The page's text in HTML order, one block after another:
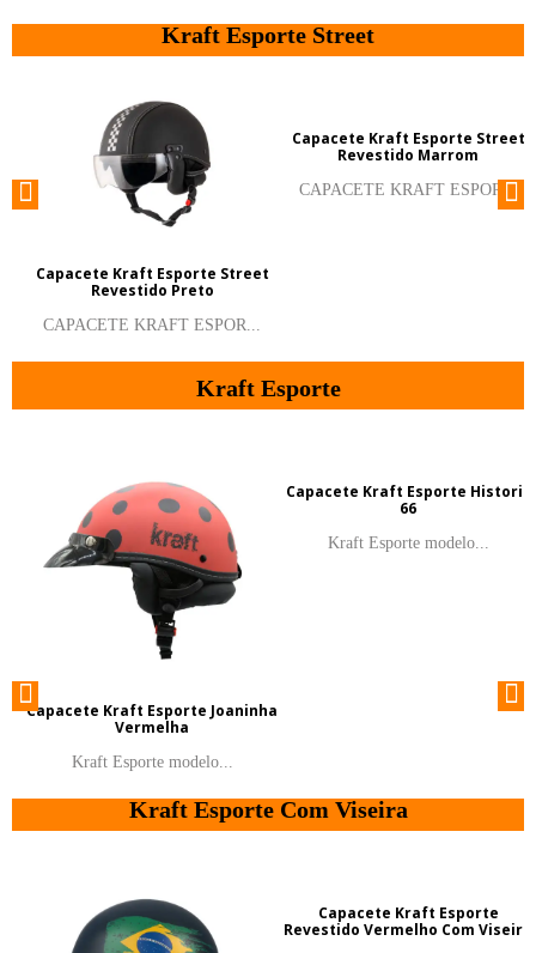
Kraft Esporte Street
Capacete Kraft Esporte Street
Revestido Preto
CAPACETE KRAFT ESPOR...
Capacete Kraft Esporte Street
Revestido Marrom
CAPACETE KRAFT ESPOR...
Kraft Esporte
Capacete Kraft Esporte Joaninha
Vermelha
Kraft Esporte modelo...
Capacete Kraft Esporte Historic
66
Kraft Esporte modelo...
Kraft Esporte Com Viseira
Capacete Kraft Esporte
Revestido Vermelho Com Viseira